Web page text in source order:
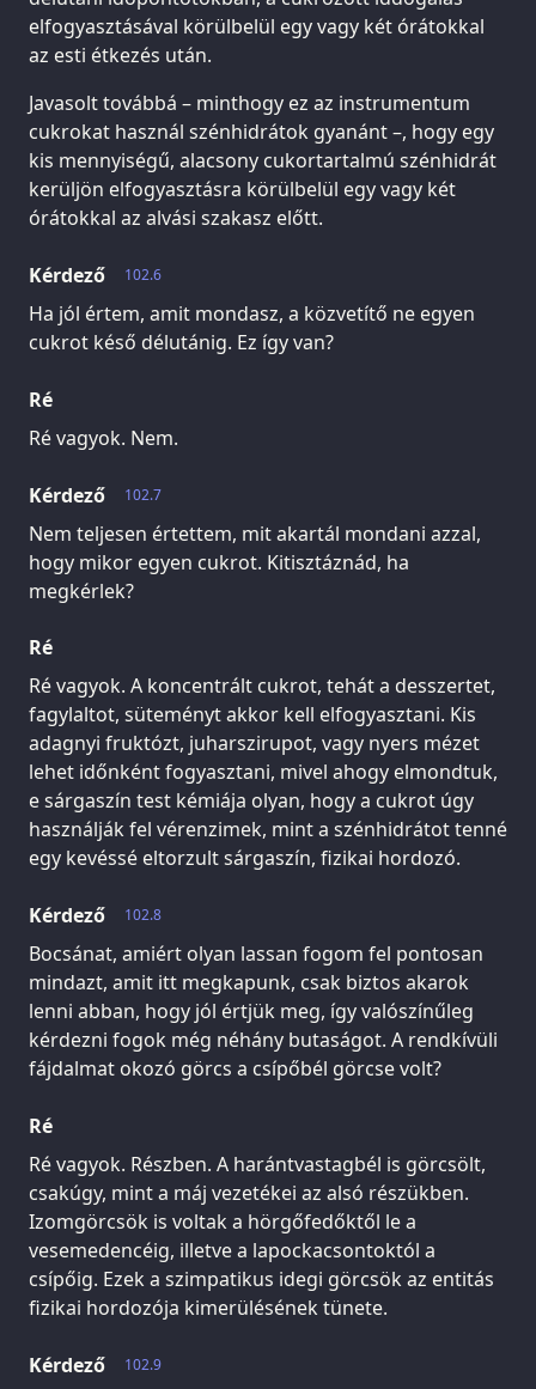
elfogyasztásával körülbelül egy vagy két órátokkal
az esti étkezés után.
Javasolt továbbá – minthogy ez az instrumentum
cukrokat használ szénhidrátok gyanánt –, hogy egy
kis mennyiségű, alacsony cukortartalmú szénhidrát
kerüljön elfogyasztásra körülbelül egy vagy két
órátokkal az alvási szakasz előtt.
102.6
Kérdező
Ha jól értem, amit mondasz, a közvetítő ne egyen
cukrot késő délutánig. Ez így van?
Ré
Ré vagyok. Nem.
102.7
Kérdező
Nem teljesen értettem, mit akartál mondani azzal,
hogy mikor egyen cukrot. Kitisztáznád, ha
megkérlek?
Ré
Ré vagyok. A koncentrált cukrot, tehát a desszertet,
fagylaltot, süteményt akkor kell elfogyasztani. Kis
adagnyi fruktózt, juharszirupot, vagy nyers mézet
lehet időnként fogyasztani, mivel ahogy elmondtuk,
e sárgaszín test kémiája olyan, hogy a cukrot úgy
használják fel vérenzimek, mint a szénhidrátot tenné
egy kevéssé eltorzult sárgaszín, fizikai hordozó.
102.8
Kérdező
Bocsánat, amiért olyan lassan fogom fel pontosan
mindazt, amit itt megkapunk, csak biztos akarok
lenni abban, hogy jól értjük meg, így valószínűleg
kérdezni fogok még néhány butaságot. A rendkívüli
fájdalmat okozó görcs a csípőbél görcse volt?
Ré
Ré vagyok. Részben. A harántvastagbél is görcsölt,
csakúgy, mint a máj vezetékei az alsó részükben.
Izomgörcsök is voltak a hörgőfedőktől le a
vesemedencéig, illetve a lapockacsontoktól a
csípőig. Ezek a szimpatikus idegi görcsök az entitás
fizikai hordozója kimerülésének tünete.
102.9
Kérdező